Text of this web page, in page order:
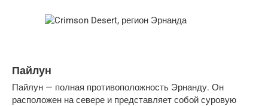
Пайлун
Пайлун — полная противоположность Эрнанду. Он
расположен на севере и представляет собой суровую